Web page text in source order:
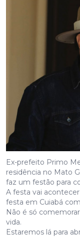
Ex-prefeito Primo
residência no Mato
faz um festão para
A festa vai
festa em Cuiabá
Não é só
vida.
Estaremos lá para